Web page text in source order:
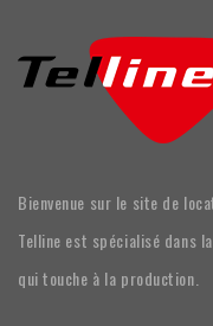
Bienvenue sur le site de
Telline est spécialisé dans
qui touche à la production.